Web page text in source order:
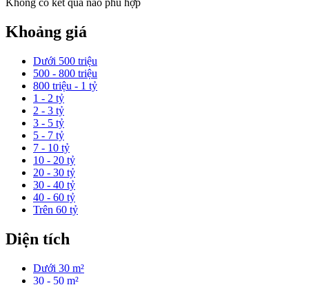
Không có kết quả nào phù hợp
Khoảng giá
Dưới 500 triệu
500 - 800 triệu
800 triệu - 1 tỷ
1 - 2 tỷ
2 - 3 tỷ
3 - 5 tỷ
5 - 7 tỷ
7 - 10 tỷ
10 - 20 tỷ
20 - 30 tỷ
30 - 40 tỷ
40 - 60 tỷ
Trên 60 tỷ
Diện tích
Dưới 30 m²
30 - 50 m²